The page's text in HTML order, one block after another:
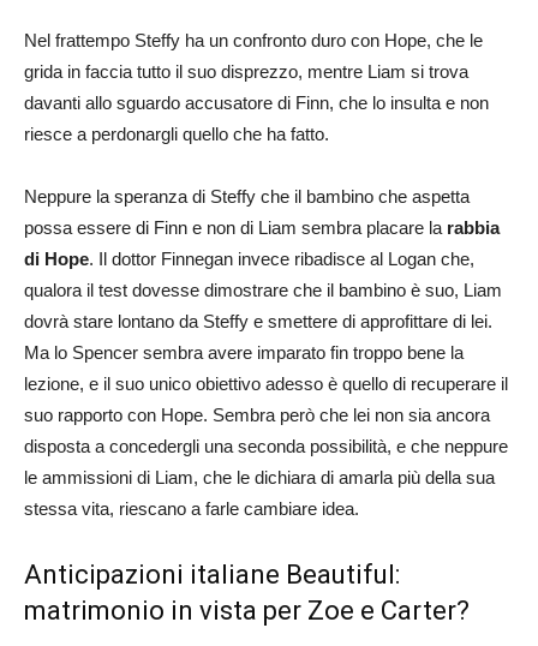
Nel frattempo Steffy ha un confronto duro con Hope, che le
grida in faccia tutto il suo disprezzo, mentre Liam si trova
davanti allo sguardo accusatore di Finn, che lo insulta e non
riesce a perdonargli quello che ha fatto.
Neppure la speranza di Steffy che il bambino che aspetta
possa essere di Finn e non di Liam sembra placare la rabbia
di Hope. Il dottor Finnegan invece ribadisce al Logan che,
qualora il test dovesse dimostrare che il bambino è suo, Liam
dovrà stare lontano da Steffy e smettere di approfittare di lei.
Ma lo Spencer sembra avere imparato fin troppo bene la
lezione, e il suo unico obiettivo adesso è quello di recuperare il
suo rapporto con Hope. Sembra però che lei non sia ancora
disposta a concedergli una seconda possibilità, e che neppure
le ammissioni di Liam, che le dichiara di amarla più della sua
stessa vita, riescano a farle cambiare idea.
Anticipazioni italiane Beautiful:
matrimonio in vista per Zoe e Carter?